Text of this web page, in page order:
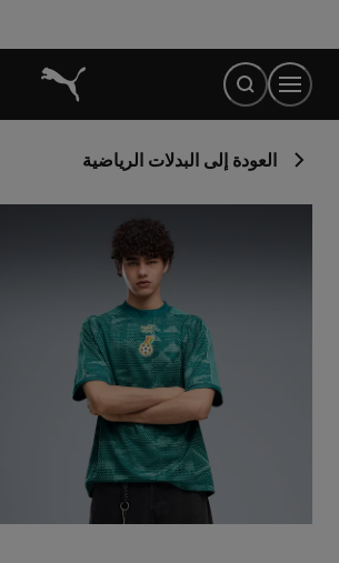
Content
العودة إلى البدلات الرياضية